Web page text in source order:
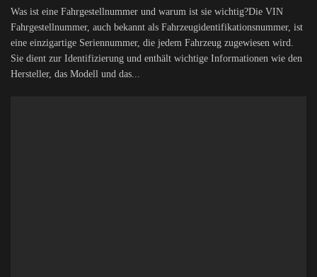
Was ist eine Fahrgestellnummer und warum ist sie wichtig?Die VIN
Fahrgestellnummer, auch bekannt als Fahrzeugidentifikationsnummer, ist
eine einzigartige Seriennummer, die jedem Fahrzeug zugewiesen wird.
Sie dient zur Identifizierung und enthält wichtige Informationen wie den
Hersteller, das Modell und das...